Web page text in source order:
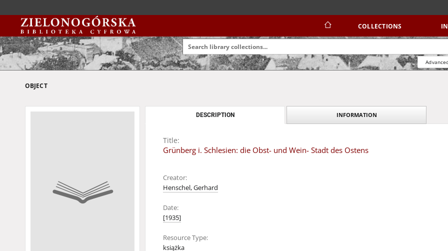
COLLECTIONS
OBJECT
DESCRIPTION INFORMATION
Title:
Grünberg i. Schlesien: die Obst- und Wein- Stadt des Ostens
Creator:
Henschel, Gerhard
Date:
[1935]
Resource Type:
książka